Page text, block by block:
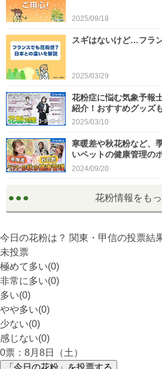
2026/04/21
スギ、ヒノキ花粉シー
2025/09/18
スギはないけど…フラ
2025/03/29
花粉症に悩む気象予報
紹介！おすすめグッズ
2025/03/10
寒暖差や秋花粉など、
いペットの健康管理の
2024/09/20
花粉情報をも
今日の花粉は？ 関東・甲信の投票結
未投票
極めて多い(0)
非常に多い(0)
多い(0)
やや多い(0)
少ない(0)
感じない(0)
0票：8月8日（土）
「今日の花粉」を投票する